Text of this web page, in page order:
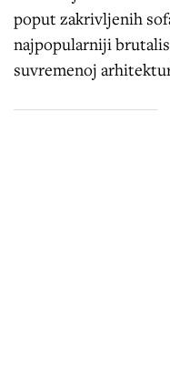
poput zakrivljenih
najpopularniji
suvremenoj